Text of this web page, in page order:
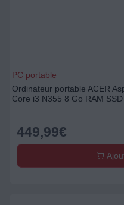
PC portable
Ordinateur portable ACER
Core i3 N355 8 Go RAM
449,99€